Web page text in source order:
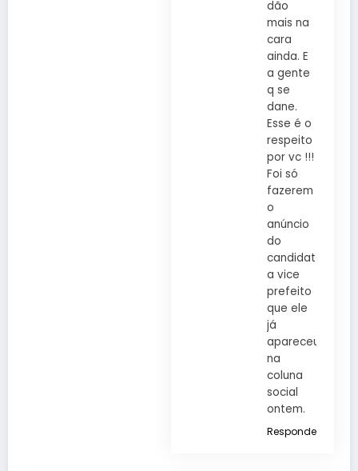
dão
mais na
cara
ainda. E
a gente
q se
dane.
Esse é o
respeito
por vc !!!
Foi só
fazerem
o
anúncio
do
candidato
a vice
prefeito
que ele
já
apareceu
na
coluna
social
ontem.
Responder